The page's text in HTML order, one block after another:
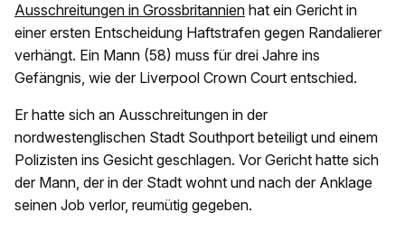
Ausschreitungen in Grossbritannien hat ein Gericht in
einer ersten Entscheidung Haftstrafen gegen Randalierer
verhängt. Ein Mann (58) muss für drei Jahre ins
Gefängnis, wie der Liverpool Crown Court entschied.
Er hatte sich an Ausschreitungen in der
nordwestenglischen Stadt Southport beteiligt und einem
Polizisten ins Gesicht geschlagen. Vor Gericht hatte sich
der Mann, der in der Stadt wohnt und nach der Anklage
seinen Job verlor, reumütig gegeben.